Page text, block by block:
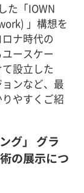
た「IOWN
」構想を
ナ時代の
ースケー
設立した
ンなど、最
やすくご紹
グ」 グラ
の展示につ